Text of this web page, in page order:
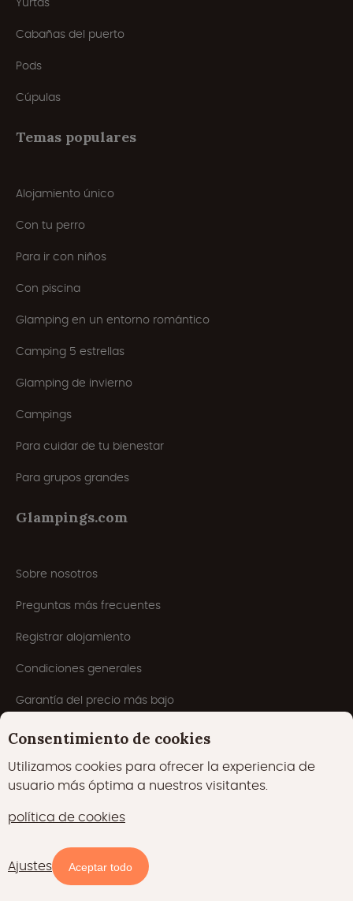
Disponibilidad y precios
Cabañas del puerto
Pods
Cúpulas
Temas populares
Alojamiento único
Con tu perro
Para ir con niños
Con piscina
Glamping en un entorno romántico
Camping 5 estrellas
Glamping de invierno
Campings
Para cuidar de tu bienestar
Para grupos grandes
Glampings.com
Sobre nosotros
Preguntas más frecuentes
Registrar alojamiento
Condiciones generales
Garantía del precio más bajo
Inspiración
Blog
Consentimiento de cookies
Utilizamos cookies para ofrecer la experiencia de
usuario más óptima a nuestros visitantes.
política de cookies
Ajustes Aceptar todo